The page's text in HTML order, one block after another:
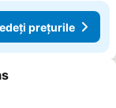
prețurile